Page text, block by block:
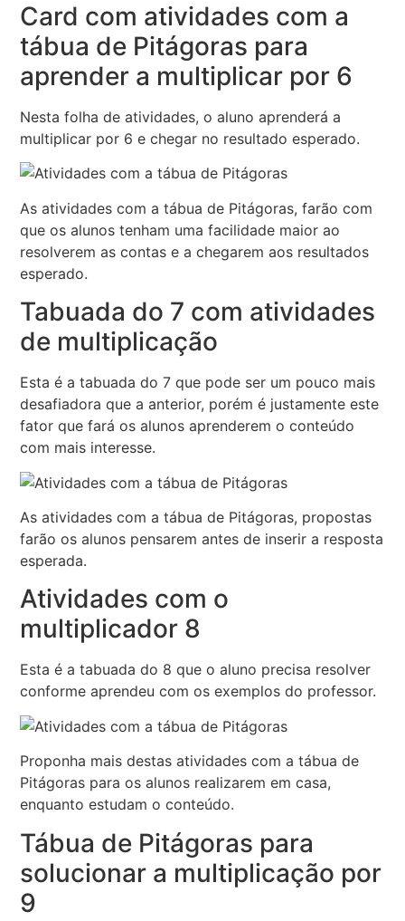
Card com atividades com a
tábua de Pitágoras para
aprender a multiplicar por 6
Nesta folha de atividades, o aluno aprenderá a
multiplicar por 6 e chegar no resultado esperado.
As atividades com a tábua de Pitágoras, farão com
que os alunos tenham uma facilidade maior ao
resolverem as contas e a chegarem aos resultados
esperado.
Tabuada do 7 com atividades
de multiplicação
Esta é a tabuada do 7 que pode ser um pouco mais
desafiadora que a anterior, porém é justamente este
fator que fará os alunos aprenderem o conteúdo
com mais interesse.
As atividades com a tábua de Pitágoras, propostas
farão os alunos pensarem antes de inserir a resposta
esperada.
Atividades com o
multiplicador 8
Esta é a tabuada do 8 que o aluno precisa resolver
conforme aprendeu com os exemplos do professor.
Proponha mais destas atividades com a tábua de
Pitágoras para os alunos realizarem em casa,
enquanto estudam o conteúdo.
Tábua de Pitágoras para
solucionar a multiplicação por
9